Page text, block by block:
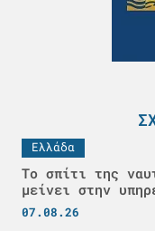
Ελλάδα
Το σπίτι της
μείνει στην
07.08.26